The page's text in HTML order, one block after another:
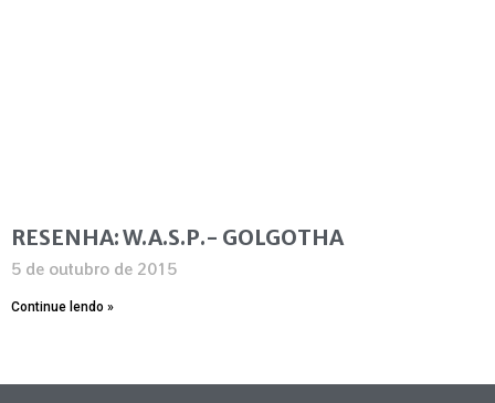
RESENHA: W.A.S.P.- GOLGOTHA
5 de outubro de 2015
Continue lendo »